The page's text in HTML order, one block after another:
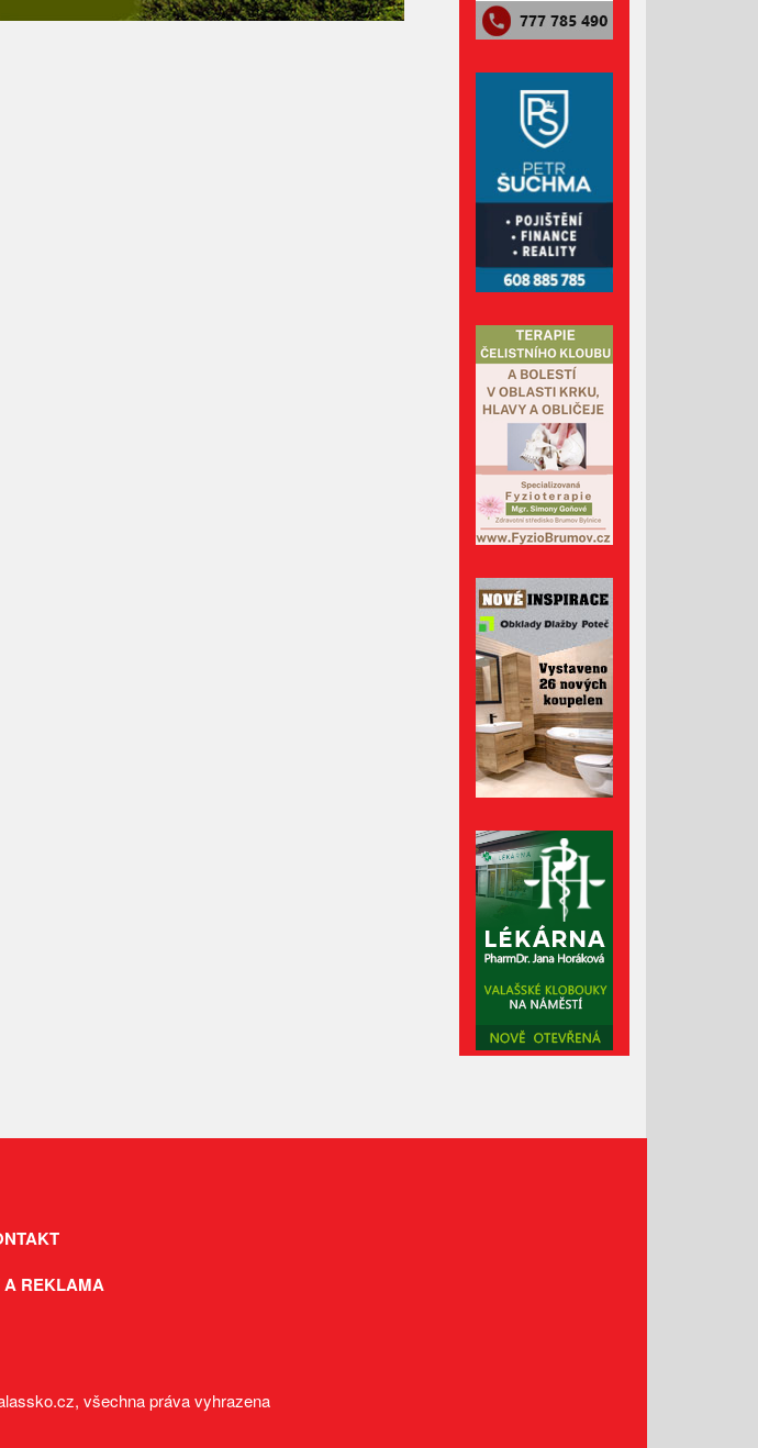
Červen 2023
Duben 2023
Březen 2023
Únor 2023
Leden 2023
Prosinec 2022
Listopad 2022
Říjen 2022
Srpen 2022
Červenec 2022
Červen 2022
Květen 2022
Duben 2022
Březen 2022
Únor 2022
Prosinec 2021
Listopad 2021
Říjen 2021
Září 2021
Srpen 2021
Červenec 2021
Červen 2021
Květen 2021
Duben 2021
Březen 2021
Únor 2021
Leden 2021
Prosinec 2020
Listopad 2020
Říjen 2020
A REKLAMA
všechna práva vyhrazena